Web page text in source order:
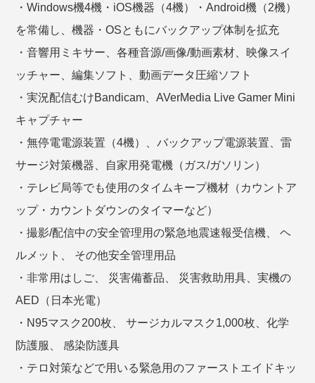
・Windows機4機・iOS機器（4機）・Android機（2機）
を常備し、機器・OSともにバックアップ体制を拡充
・音響用ミキサー、各種音源/画像/動画素材、映像スイ
ッチャー、編集ソフト、動画データ圧縮ソフト
・実況配信むけBandicam、AVerMedia Live Gamer Mini
キャプチャー
・無停電電源装置（4機）、バックアップ電源装置、雷
サージ対策機器、自家用発電機（ガス/ガソリン）
・テレビ局等でも使用のタイムキープ機材（カウントア
ップ・カウントダウンのタイマーなど）
・撮影/配信中の安全管理用の緊急地震速報受信機、 ヘ
ルメット、 その他安全管理用品
・非常用はしご、 災害備蓄品、 災害救助用具、実機の
AED（日本光電）
・N95マスク200枚、 サージカルマスク1,000枚、化学
防護服、 感染防護具
・テロ対策などで用いる緊急用のファーストエイドキッ